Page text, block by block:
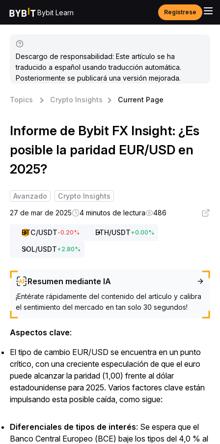
Bybit Learn Regístrese
Descargo de responsabilidad: Este artículo se ha
traducido a español usando traducción automática.
Posteriormente se publicará una versión mejorada.
Topics Crypto Insights Current Page
Informe de Bybit FX Insight: ¿Es
posible la paridad EUR/USD en
2025?
Avanzado
Crypto Insights
27 de mar de 2025
4 minutos de lectura 486
BTC/USDT-0.20% ETH/USDT+0.00%
SOL/USDT+2.80%
Resumen mediante IA
¡Entérate rápidamente del contenido del artículo y calibra
el sentimiento del mercado en tan solo 30 segundos!
Aspectos clave:
El tipo de cambio EUR/USD se encuentra en un punto
crítico, con una creciente especulación de que el euro
puede alcanzar la paridad (1,00) frente al dólar
estadounidense para 2025. Varios factores clave están
impulsando esta posible caída, como sigue:
Diferenciales de tipos de interés: Se espera que el
Banco Central Europeo (BCE) baje los tipos del 4,0 % al